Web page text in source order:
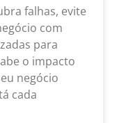
falhas, evite
com
para
o impacto
negócio
cada